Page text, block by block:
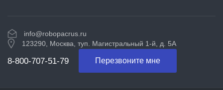
info@robopacrus.ru
123290, Москва, туп. Магистральный 1-й, д. 5А
8-800-707-51-79 Перезвоните мне